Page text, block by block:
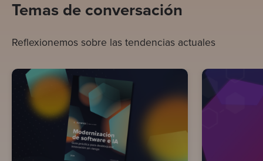
Temas de conversación
Reflexionemos sobre las tendencias actuales